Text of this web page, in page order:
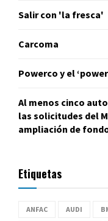
Salir con 'la fresca'
Carcoma
Powerco y el
Al menos cinco
las solicitudes del
ampliación de
Etiquetas
ANFAC AUDI